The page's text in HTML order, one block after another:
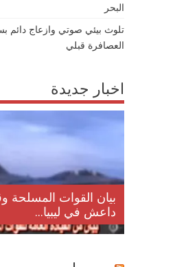
البحر
تلوث بيئي صوتي وازعاج دائم
العصافرة قبلي
اخبار جديدة
بيان القوات المسلحة
داعش في ليبيا...